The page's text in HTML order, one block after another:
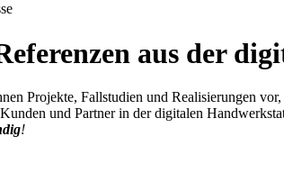
aus der
Projekte, Fallstudien und Realisierungen
und Partner in der digitalen
!